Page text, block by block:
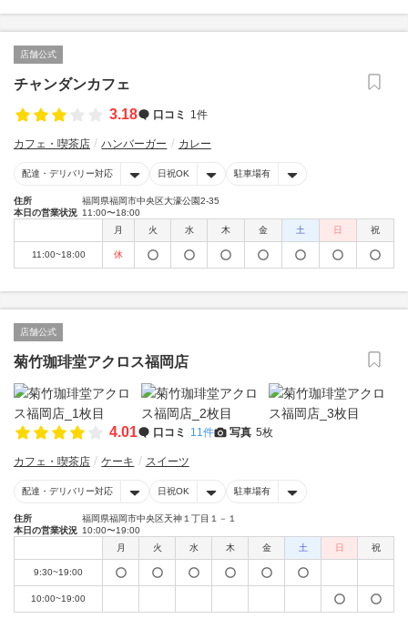
店舗公式
チャンダンカフェ
3.18
口コミ 1件
カフェ・喫茶店 ハンバーガー カレー
配達・デリバリー対応 日祝OK 駐車場有
住所
福岡県福岡市中央区大濠公園2-35
本日の営業状況 11:00〜18:00
月
火 水 木 金 土 日 祝
11:00~18:00 休
店舗公式
菊竹珈琲堂アクロス福岡店
4.01 口コミ 11件 写真 5枚
カフェ・喫茶店 ケーキ スイーツ
配達・デリバリー対応 日祝OK 駐車場有
住所
福岡県福岡市中央区天神１丁目１－１
本日の営業状況 10:00〜19:00
月
火 水 木 金 土 日 祝
9:30~19:00
10:00~19:00